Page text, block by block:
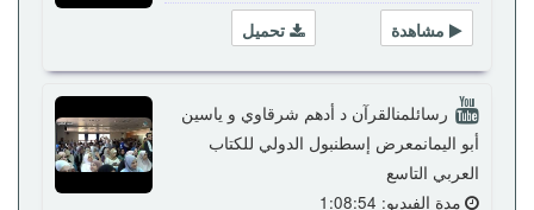
تحميل
مشاهدة
رسائلمنالقرآن د أدهم شرقاوي و ياسين
أبو اليمانمعرض إسطنبول الدولي للكتاب
العربي التاسع
مدة الفيديو: 1:08:54